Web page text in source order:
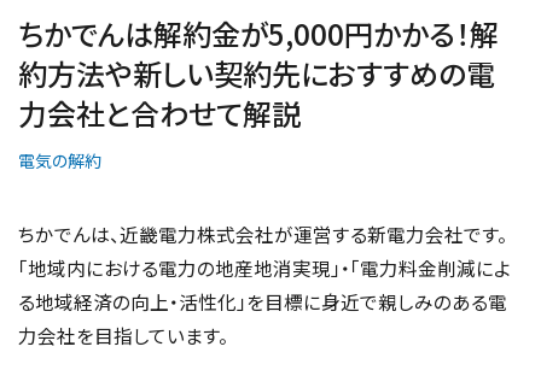
ちかでんは解約金が5,000円かかる！解
約方法や新しい契約先におすすめの電
力会社と合わせて解説
電気の解約
ちかでんは、近畿電力株式会社が運営する新電力会社です。
「地域内における電力の地産地消実現」・「電力料金削減によ
る地域経済の向上・活性化」を目標に身近で親しみのある電
力会社を目指しています。